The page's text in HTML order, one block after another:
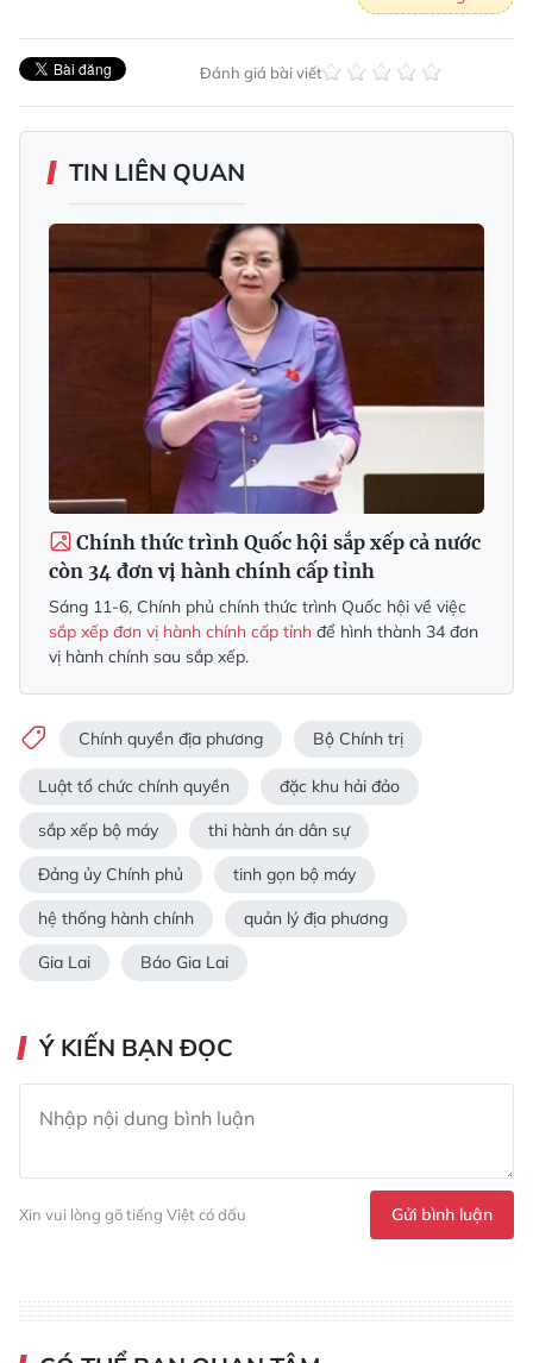
Đánh giá bài viết
TIN LIÊN QUAN
Chính thức trình Quốc hội sắp xếp cả nước
còn 34 đơn vị hành chính cấp tỉnh
Sáng 11-6, Chính phủ chính thức trình Quốc hội về việc
sắp xếp đơn vị hành chính cấp tỉnh để hình thành 34 đơn
vị hành chính sau sắp xếp.
Chính quyền địa phương Bộ Chính trị
Luật tổ chức chính quyền đặc khu hải đảo
sắp xếp bộ máy thi hành án dân sự
Đảng ủy Chính phủ tinh gọn bộ máy
hệ thống hành chính quản lý địa phương
Gia Lai Báo Gia Lai
Ý KIẾN BẠN ĐỌC
Xin vui lòng gõ tiếng Việt có dấu Gửi bình luận